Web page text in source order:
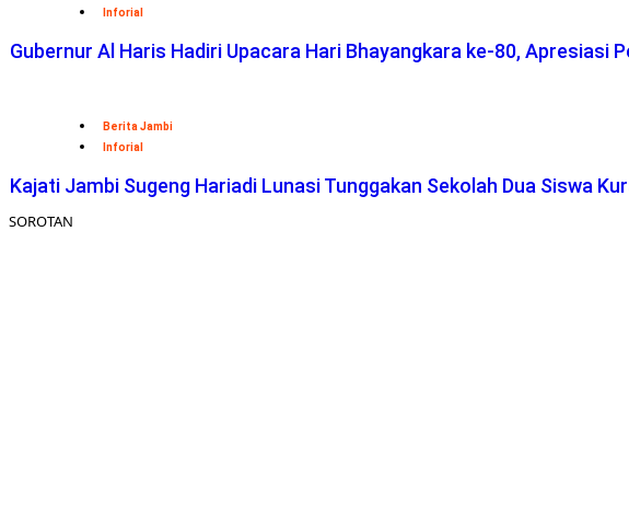
Inforial
Gubernur Al Haris Hadiri Upacara Hari Bhayangkara ke-80, Apresiasi
Berita Jambi
Inforial
Kajati Jambi Sugeng Hariadi Lunasi Tunggakan Sekolah Dua Siswa
SOROTAN